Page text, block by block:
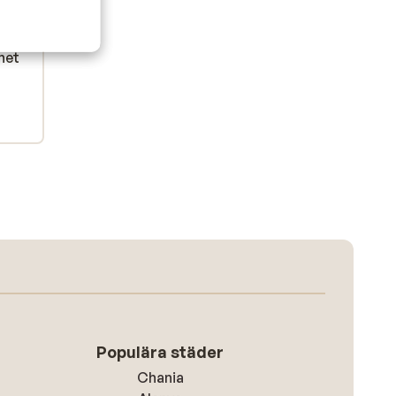
Populära städer
Chania